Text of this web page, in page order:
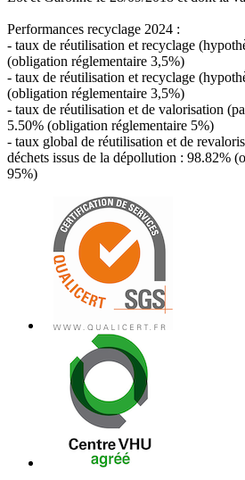
Performances recyclage 2024 :
- taux de réutilisation et recyclage
(obligation réglementaire 3,5%)
- taux de réutilisation et recyclage
(obligation réglementaire 3,5%)
- taux de réutilisation et de valorisation
5.50% (obligation réglementaire 5%)
- taux global de réutilisation et de
déchets issus de la dépollution : 98.82%
95%)